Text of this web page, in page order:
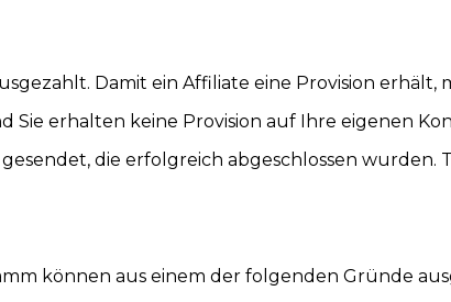
Damit ein Affiliate eine Provision
Sie erhalten keine Provision auf Ihre eigenen
die erfolgreich abgeschlossen
können aus einem der folgenden Gründe